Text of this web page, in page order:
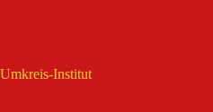
Umkreis-Institut